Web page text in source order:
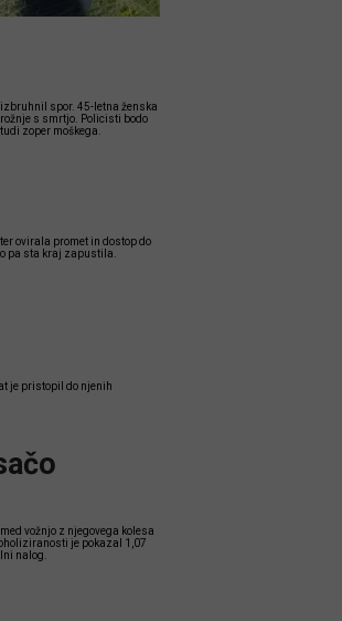
spor. 45-letna ženska
s smrtjo. Policisti bodo
zoper moškega.
ovirala promet in dostop do
pa sta kraj zapustila.
je pristopil do njenih
vožnjo z njegovega kolesa
je pokazal 1,07
nalog.